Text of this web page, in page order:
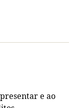
e ao